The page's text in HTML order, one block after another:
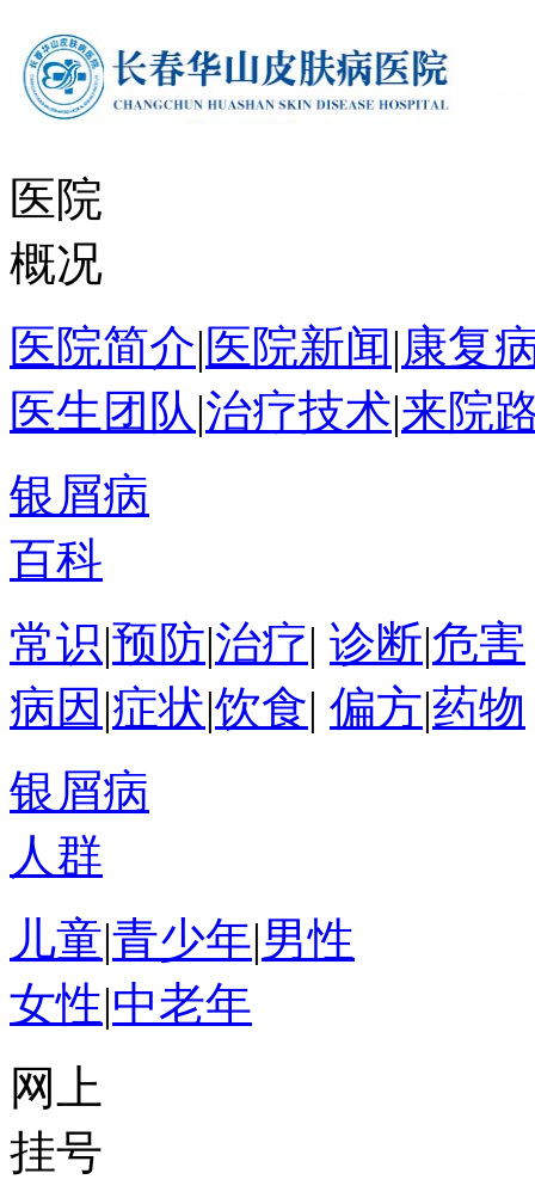
医院
概况
医院简介|医院新闻|康复
医生团队|治疗技术|来院
银屑病
百科
常识|预防|治疗| 诊断|危害
病因 |症状|饮食| 偏方|药物
银屑病
人群
儿童|青少年|男性
女性|中老年
网上
挂号